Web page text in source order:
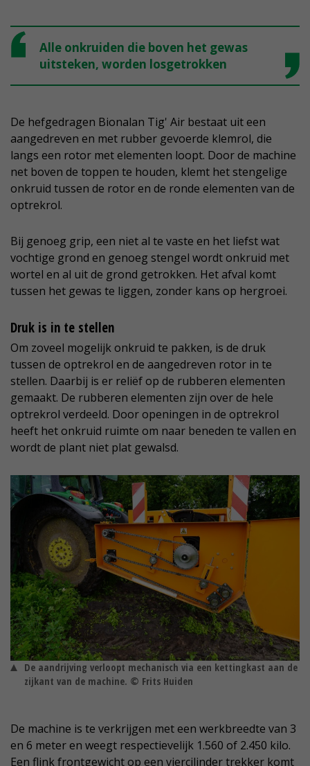
Alle onkruiden die boven het gewas
uitsteken, worden losgetrokken
De hefgedragen Bionalan Tig' Air bestaat uit een
aangedreven en met rubber gevoerde klemrol, die
langs een rotor met elementen loopt. Door de machine
net boven de toppen te houden, klemt het stengelige
onkruid tussen de rotor en de ronde elementen van de
optrekrol.
Bij genoeg grip, een niet al te vaste en het liefst wat
vochtige grond en genoeg stengel wordt onkruid met
wortel en al uit de grond getrokken. Het afval komt
tussen het gewas te liggen, zonder kans op hergroei.
Druk is in te stellen
Om zoveel mogelijk onkruid te pakken, is de druk
tussen de optrekrol en de aangedreven rotor in te
stellen. Daarbij is er reliëf op de rubberen elementen
gemaakt. De rubberen elementen zijn over de hele
optrekrol verdeeld. Door openingen in de optrekrol
heeft het onkruid ruimte om naar beneden te vallen en
wordt de plant niet plat gewalsd.
De aandrijving verloopt mechanisch via een kettingkast aan de
zijkant van de machine. © Frits Huiden
De machine is te verkrijgen met een werkbreedte van 3
en 6 meter en weegt respectievelijk 1.560 of 2.450 kilo.
Een flink frontgewicht op een viercilinder trekker komt